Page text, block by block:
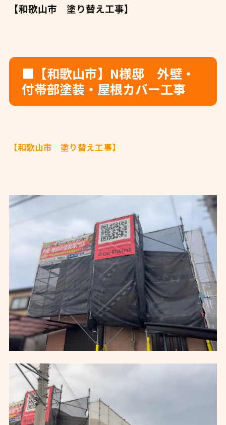
【和歌山市 塗り替え工事】
■【和歌山市】N様邸 外壁・
付帯部塗装・屋根カバー工事
【和歌山市 塗り替え工事】